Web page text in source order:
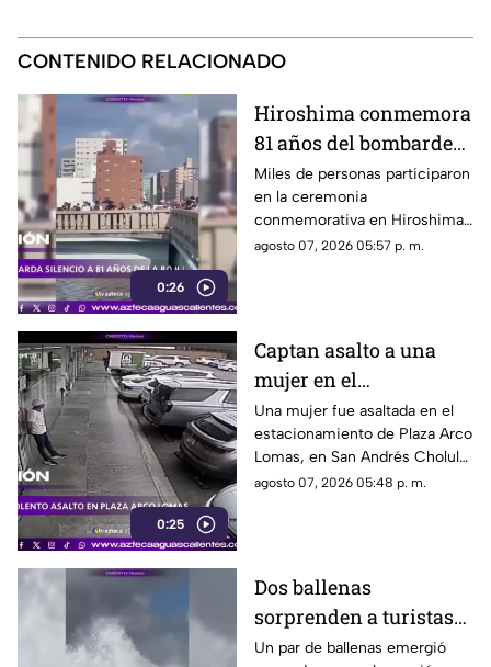
CONTENIDO RELACIONADO
0:26
Hiroshima conmemora
81 años del bombardeo
atómico con un minuto
de silencio
Miles de personas participaron
en la ceremonia
conmemorativa en Hiroshima,
donde se recordó a las
agosto 07, 2026 05:57 p. m.
0:25
Captan asalto a una
mujer en el
estacionamiento de
Plaza Arco Lomas
Una mujer fue asaltada en el
estacionamiento de Plaza Arco
Lomas, en San Andrés Cholula.
El ataque quedó registrado por
agosto 07, 2026 05:48 p. m.
Dos ballenas
sorprenden a turistas
durante avistamiento
Un par de ballenas emergió